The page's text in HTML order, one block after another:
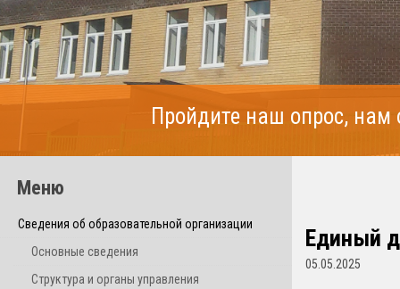
Пройдите наш опрос,
Меню
Сведения об образовательной организации
Основные сведения
Структура и органы управления
Единый
05.05.2025